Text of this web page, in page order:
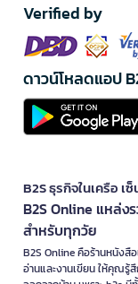
Verified by
ดาวน์โหลดแอป
B2S ธุรกิจในเครือ
B2S Online แหล่ง
สำหรับทุกวัย
B2S Online คือร้านหนังสื
อ่านและงานเขียน ให้คุณรู้